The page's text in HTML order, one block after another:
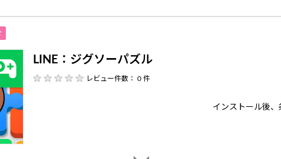
LINE：ジグソーパズル
レビュー件数： 0 件
インストール後、